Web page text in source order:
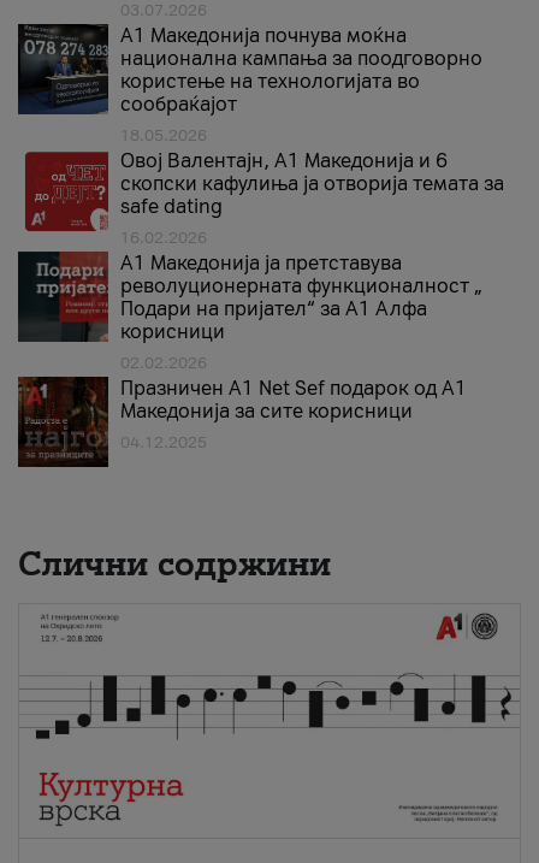
03.07.2026
A1 Македонија почнува моќна
национална кампања за поодговорно
користење на технологијата во
сообраќајот
18.05.2026
Овој Валентајн, A1 Македонија и 6
скопски кафулиња ја отворија темата за
safe dating
16.02.2026
А1 Македонија ја претставува
револуционерната функционалност „
Подари на пријател“ за А1 Алфа
корисници
02.02.2026
Празничен A1 Net Sеf подарок од А1
Македонија за сите корисници
04.12.2025
Слични содржини